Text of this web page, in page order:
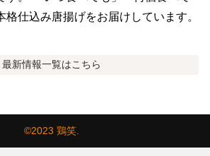
格仕込み唐揚げをお届けしています。
最新情報一覧はこちら
©2023 鶏笑.